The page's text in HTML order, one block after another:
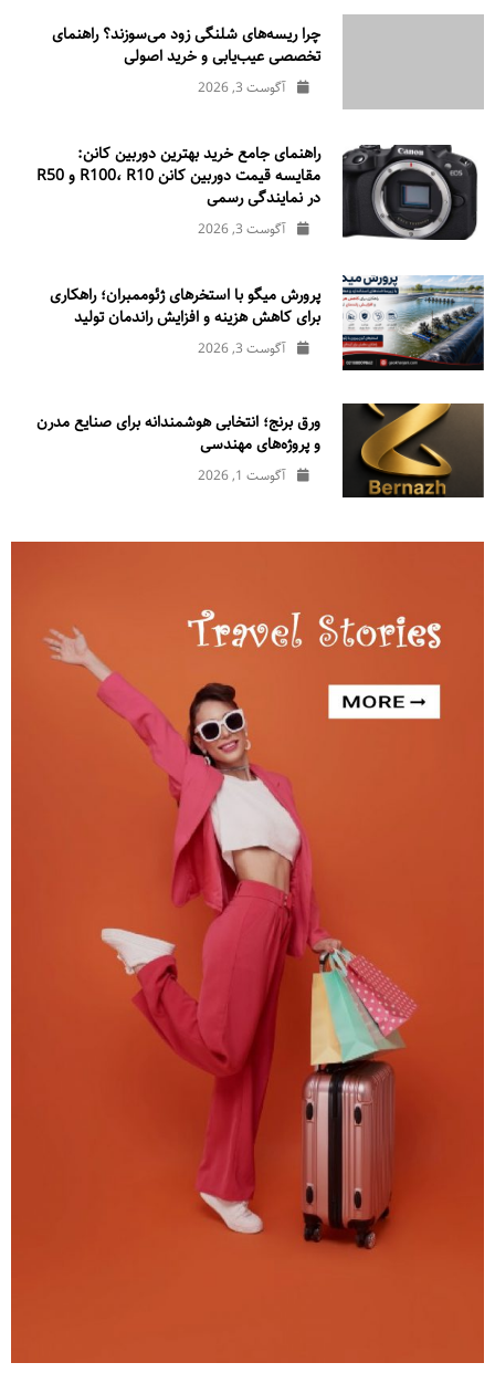
چرا ریسه‌های شلنگی زود می‌سوزند؟ راهنمای
تخصصی عیب‌یابی و خرید اصولی
آگوست 3, 2026
راهنمای جامع خرید بهترین دوربین کانن:
مقایسه قیمت دوربین کانن R100، R10 و R50
در نمایندگی رسمی
آگوست 3, 2026
پرورش میگو با استخرهای ژئوممبران؛ راهکاری
برای کاهش هزینه و افزایش راندمان تولید
آگوست 3, 2026
ورق برنج؛ انتخابی هوشمندانه برای صنایع مدرن
و پروژه‌های مهندسی
آگوست 1, 2026